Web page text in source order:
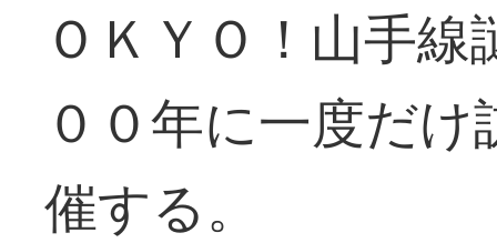
ＯＫＹＯ！山手
００年に一度だ
催する。